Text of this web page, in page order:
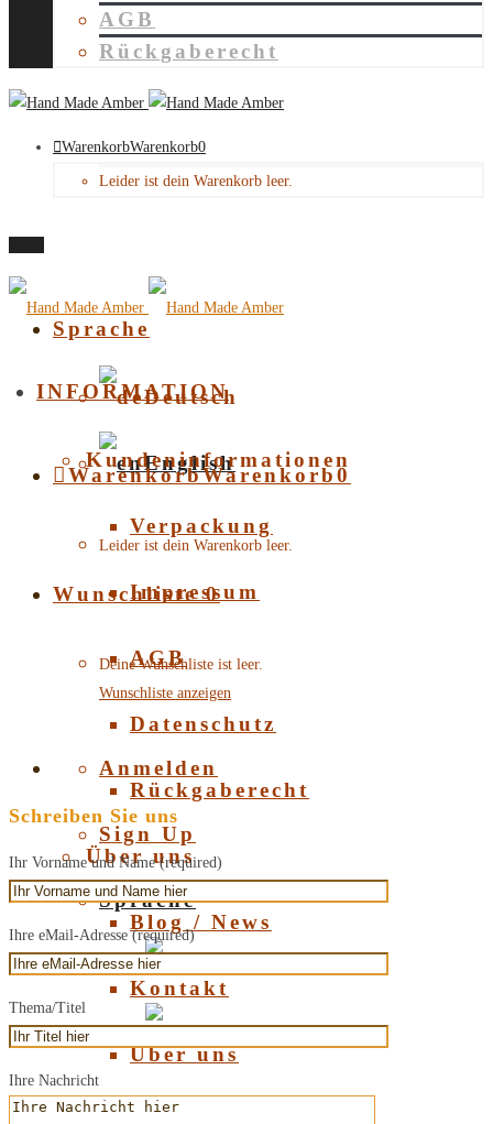
AGB
Rückgaberecht
WarenkorbWarenkorb0
Leider ist dein Warenkorb leer.
Sprache
Deutsch
English
INFORMATION
Kundeninformationen
Verpackung
Impressum
AGB
Datenschutz
Rückgaberecht
Über uns
Blog / News
Kontakt
Über uns
WarenkorbWarenkorb0
Leider ist dein Warenkorb leer.
Wunschliste 0
Deine Wunschliste ist leer.
Wunschliste anzeigen
Anmelden
Sign Up
Sprache
Deutsch
English
Schreiben Sie uns
Ihr Vorname und Name (required)
Ihre eMail-Adresse (required)
Thema/Titel
Ihre Nachricht